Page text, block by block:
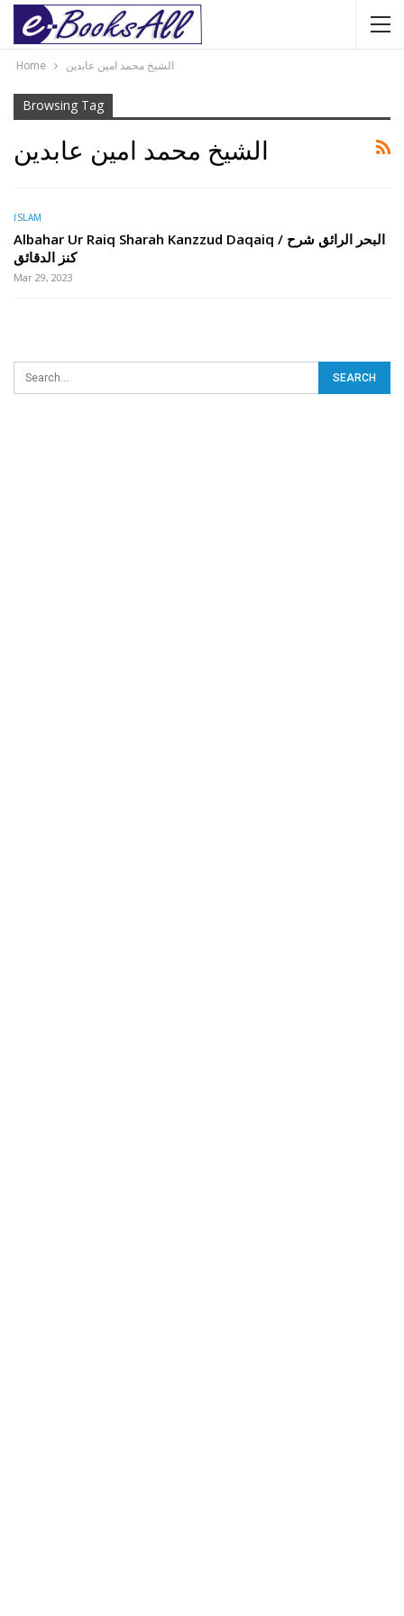
Home الشیخ محمد امین عابدین
Browsing Tag
الشیخ محمد امین عابدین
ISLAM
Albahar Ur Raiq Sharah Kanzzud Daqaiq / البحر الرائق شرح
کنز الدقائق
Mar 29, 2023